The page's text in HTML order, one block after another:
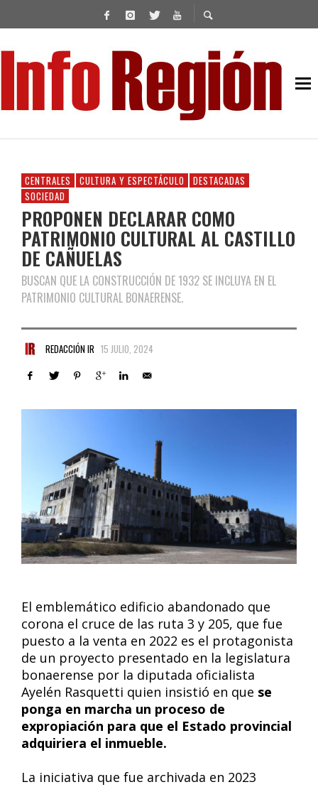
CENTRALES CULTURA Y ESPECTÁCULO
DESTACADAS
SOCIEDAD
PROPONEN DECLARAR COMO
PATRIMONIO CULTURAL AL CASTILLO
DE CAÑUELAS
BUSCAN QUE LA CONSTRUCCIÓN DE 1932 SE INCLUYA EN EL
PATRIMONIO CULTURAL BONAERENSE.
REDACCIÓN IR 15 JULIO, 2024
El emblemático edificio abandonado que
corona el cruce de las ruta 3 y 205, que fue
puesto a la venta en 2022 es el protagonista
de un proyecto presentado en la legislatura
bonaerense por la diputada oficialista
Ayelén Rasquetti quien insistió en que se
ponga en marcha un proceso de
expropiación para que el Estado provincial
adquiriera el inmueble.
La iniciativa que fue archivada en 2023